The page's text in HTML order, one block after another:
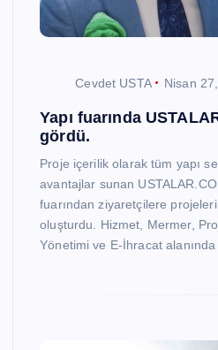
Cevdet USTA Nisan
Yapı fuarında
gördü.
Proje içerilik olarak tüm yapı
avantajlar sunan
fuarından ziyaretçilere
oluşturdu. Hizmet, Mermer,
Yönetimi ve E-İhracat